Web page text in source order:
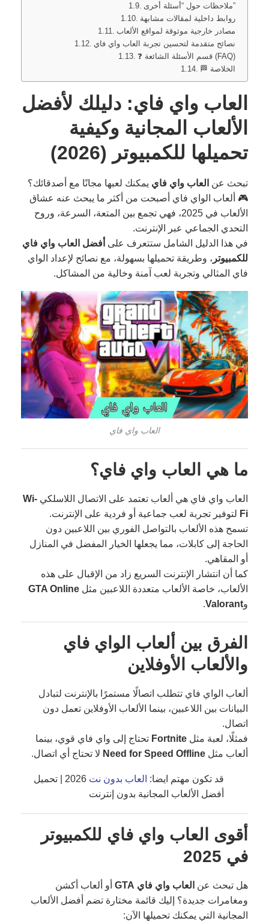
ملاحظات حول “أسئلة أخرى”
روابط داخلية لمقالات مشابهة
مصادر خارجية موثوقة لمواقع الألعاب
نصائح متقدمة لتحسين تجربة العاب واي فاي
❓ قسم الأسئلة الشائعة (FAQ)
🏁 الخلاصة
العاب واي فاي: دليلك لأفضل
الألعاب المجانية وكيفية
تحميلها للكمبيوتر (2026)
تبحث عن العاب واي فاي يمكنك لعبها مجانًا مع أصدقائك؟
🎮 ألعاب الواي فاي أصبحت من أكثر ما يبحث عنه عشاق
الألعاب في 2025، فهي تجمع بين المتعة، السرعة، وروح
التحدي الجماعي عبر الإنترنت.
في هذا الدليل الشامل ستتعرف على أفضل العاب واي فاي
للكمبيوتر ، وطريقة تحميلها بسهولة، مع نصائح لإعداد الواي
فاي المثالي وتجربة لعب آمنة وخالية من المشاكل.
العاب واي فاي
ما هي العاب واي فاي؟
العاب واي فاي هي ألعاب تعتمد على الاتصال اللاسلكي Wi-
Fi لتوفير تجربة لعب جماعية أو فردية على الإنترنت.
تسمح هذه الألعاب بالتواصل الفوري بين اللاعبين دون
الحاجة إلى كابلات، مما يجعلها الخيار المفضل في المنازل
أو المقاهي.
كما أن انتشار الإنترنت السريع زاد من الإقبال على هذه
الألعاب، خاصة الألعاب متعددة اللاعبين مثل GTA Online
وValorant
.
الفرق بين ألعاب الواي فاي
والألعاب الأوفلاين
ألعاب الواي فاي تتطلب اتصالًا مستمرًا بالإنترنت لتبادل
البيانات بين اللاعبين، بينما الألعاب الأوفلاين تعمل دون
اتصال.
فمثلًا، لعبة مثل Fortnite تحتاج إلى واي فاي قوي، بينما
ألعاب مثل Need for Speed Offline لا تحتاج أي اتصال.
قد تكون مهتم ايضا: العاب بدون نت
2026 | تحميل
أفضل الألعاب المجانية بدون إنترنت
أقوى العاب واي فاي للكمبيوتر
في 2025
هل تبحث عن العاب واي فاي GTA
أو ألعاب أكشن
ومغامرات جديدة؟ إليك قائمة مختارة تضم أفضل الألعاب
المجانية التي يمكنك تحميلها الآن: